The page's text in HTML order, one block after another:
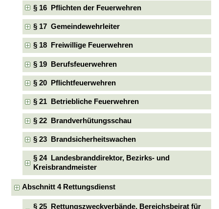
§ 16 Pflichten der Feuerwehren
§ 17 Gemeindewehrleiter
§ 18 Freiwillige Feuerwehren
§ 19 Berufsfeuerwehren
§ 20 Pflichtfeuerwehren
§ 21 Betriebliche Feuerwehren
§ 22 Brandverhütungsschau
§ 23 Brandsicherheitswachen
§ 24 Landesbranddirektor, Bezirks- und
Kreisbrandmeister
Abschnitt 4 Rettungsdienst
§ 25 Rettungszweckverbände, Bereichsbeirat für